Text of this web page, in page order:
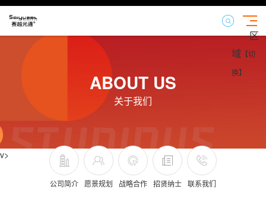
区
域 【切
换】
ABOUT US
关于我们
v>
公司简介 愿景规划 战略合作 招贤纳士 联系我们